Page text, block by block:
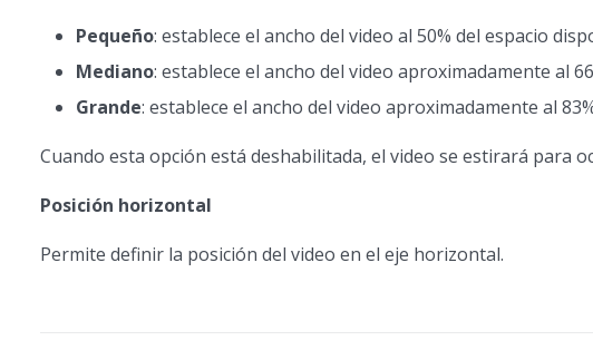
Pequeño: establece el ancho del video al 50% del espacio
Mediano: establece el ancho del video aproximadamente al
Grande: establece el ancho del video aproximadamente al
Cuando esta opción está deshabilitada, el video se estirará para
Posición horizontal
Permite definir la posición del video en el eje horizontal.